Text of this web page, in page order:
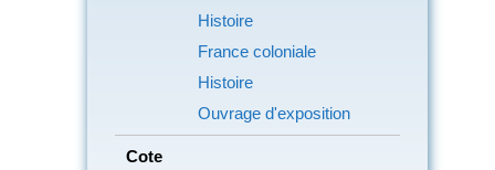
Histoire
France coloniale
Histoire
Ouvrage d'exposition
Cote